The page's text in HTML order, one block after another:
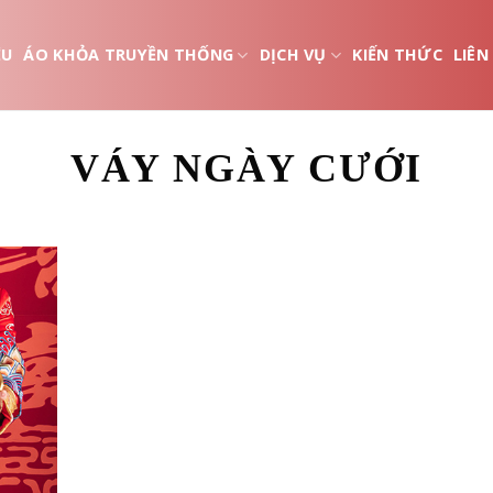
ÁO KHỎA TRUYỀN THỐNG DỊCH VỤ KIẾN THỨC LIÊN
VÁY NGÀY CƯỚI